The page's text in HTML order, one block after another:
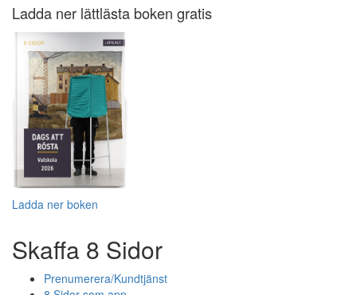
Ladda ner lättlästa boken gratis
Ladda ner boken
Skaffa 8 Sidor
Prenumerera/Kundtjänst